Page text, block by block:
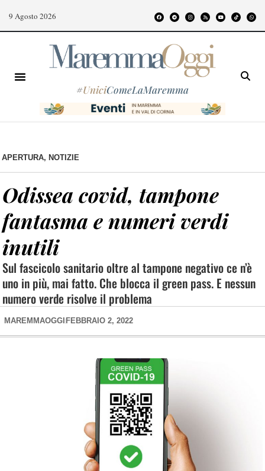
9 Agosto 2026
#UniciComeLaMaremma
APERTURA, NOTIZIE
Odissea covid, tampone
fantasma e numeri verdi
inutili
Sul fascicolo sanitario oltre al tampone negativo ce n’è
uno in più, mai fatto. Che blocca il green pass. E nessun
numero verde risolve il problema
MAREMMAOGGI FEBBRAIO 2, 2022